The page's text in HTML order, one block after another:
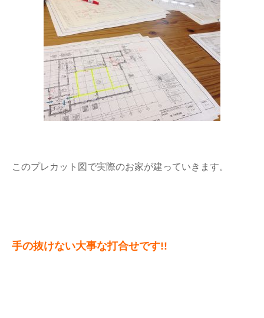
このプレカット図で実際のお家が建っていきます。
手の抜けない大事な打合せです!!